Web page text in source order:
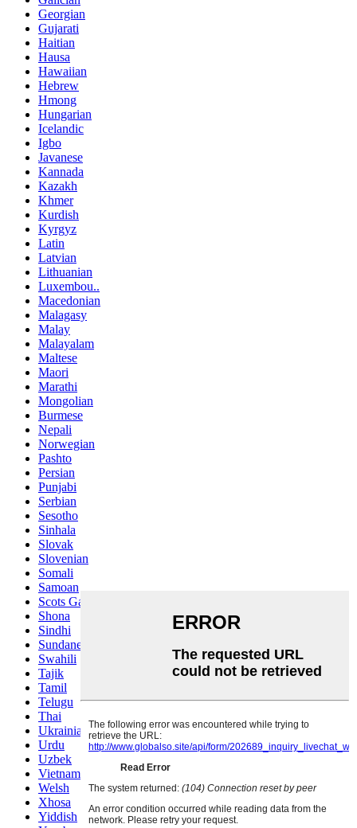
Georgian
Gujarati
Haitian
Hausa
Hawaiian
Hebrew
Hmong
Hungarian
Icelandic
Igbo
Javanese
Kannada
Kazakh
Khmer
Kurdish
Kyrgyz
Latin
Latvian
Lithuanian
Luxembou..
Macedonian
Malagasy
Malay
Malayalam
Maltese
Maori
Marathi
Mongolian
Burmese
Nepali
Norwegian
Pashto
Persian
Punjabi
Serbian
Sesotho
Sinhala
Slovak
Slovenian
Somali
Samoan
Scots Gaelic
Shona
Sindhi
Sundanese
Swahili
Tajik
Tamil
Telugu
Thai
Ukrainian
Urdu
Uzbek
Vietnamese
Welsh
Xhosa
Yiddish